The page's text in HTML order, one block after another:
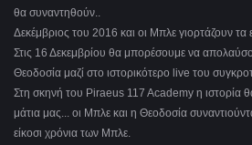
θα συναντηθούν..
Δεκέμβριος του 2016 και οι Μπλε γιορτάζουν τα
Στις 16 Δεκεμβρίου θα μπορέσουμε να
Θεοδοσία μαζί στο ιστορικότερο live του
Στη σκηνή του Piraeus 117 Academy η ιστορία
μάτια μας... οι Μπλε και η Θεοδοσία
είκοσι χρόνια των Μπλε.